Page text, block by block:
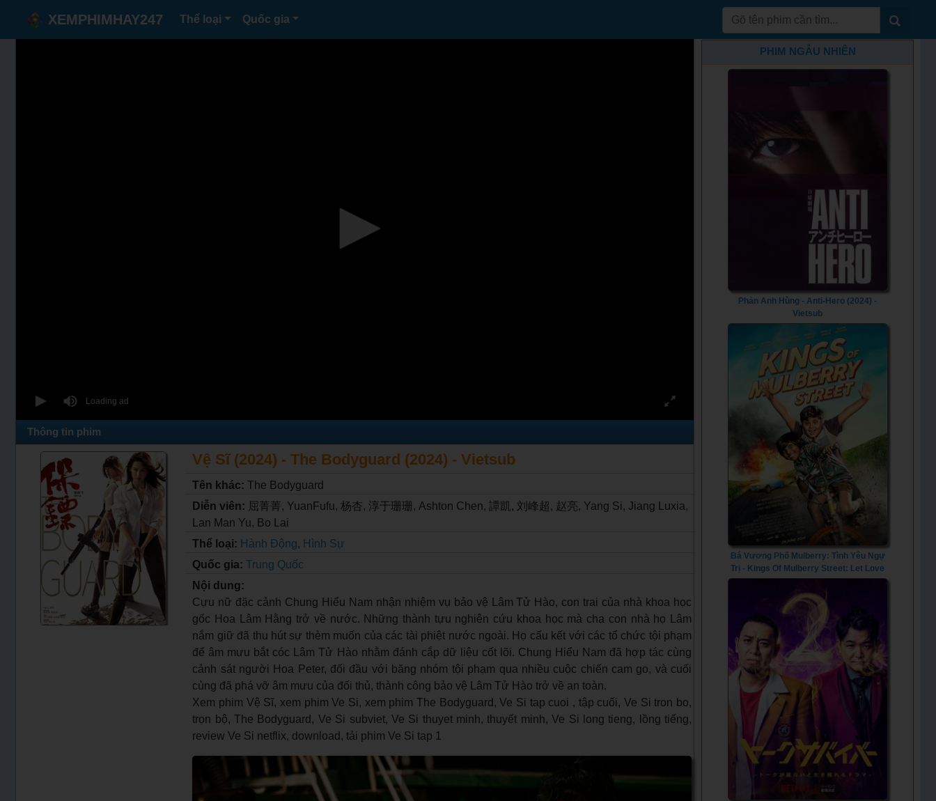
XEMPHIMHAY247 Thể loại Quốc gia
Thông tin phim
Vệ Sĩ (2024) - The Bodyguard (2024) - Vietsub
Tên khác:The Bodyguard
Diễn viên: 屈菁菁, YuanFufu, 杨杏, 淳于珊珊, Ashton Chen, 譚凱, 刘峰超, 赵亮, Yang Si, Jiang Luxia,
Lan Man Yu, Bo Lai
Thể loại: Hành Động, Hình Sự
Quốc gia:Trung Quốc
Nội dung:
Cựu nữ đặc cảnh Chung Hiểu Nam nhận nhiệm vụ bảo vệ Lâm Tử Hào, con trai của nhà khoa học
gốc Hoa Lâm Hằng trở về nước. Những thành tựu nghiên cứu khoa học mà cha con nhà họ Lâm
nắm giữ đã thu hút sự thèm muốn của các tài phiệt nước ngoài. Họ cấu kết với các tổ chức tội phạm
để âm mưu bắt cóc Lâm Tử Hào nhằm đánh cắp dữ liệu cốt lõi. Chung Hiểu Nam đã hợp tác cùng
cảnh sát người Hoa Peter, đối đầu với băng nhóm tội phạm qua nhiều cuộc chiến cam go, và cuối
cùng đã phá vỡ âm mưu của đối thủ, thành công bảo vệ Lâm Tử Hào trở về an toàn.
Xem phim Vệ Sĩ, xem phim Ve Si, xem phim The Bodyguard, Ve Si tap cuoi , tập cuối, Ve Si tron bo,
trọn bộ, The Bodyguard, Ve Si subviet, Ve Si thuyet minh, thuyết minh, Ve Si long tieng, lồng tiếng,
review Ve Si netflix, download, tải phim Ve Si tap 1
PHIM NGẪU NHIÊN
Phản Anh Hùng - Anti-Hero (2024) -
Vietsub
Bá Vương Phố Mulberry: Tình Yêu Ngự
Trị - Kings Of Mulberry Street: Let Love
Reign (2023) - Vietsub